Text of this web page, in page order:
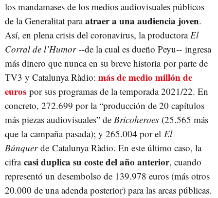
los mandamases de los medios audiovisuales públicos
de la Generalitat paraatraer a una audiencia joven.
Así, en plena crisis del coronavirus, la productoraEl
Corral de l’Humor--de la cual es dueño Peyu-- ingresa
más dinero que nunca en su breve historia por parte de
TV3 y Catalunya Ràdio: más de medio millón de
euros por sus programas de la temporada 2021/22. En
concreto, 272.699 por la “producción de 20 capítulos
más piezas audiovisuales” de Bricoheroes (25.565 más
que la campaña pasada); y 265.004 por el El
Búnquerde Catalunya Ràdio. En este último caso, la
cifra casi duplica su coste del año anterior, cuando
representó un desembolso de 139.978 euros (más otros
20.000 de una adenda posterior) para las arcas públicas.